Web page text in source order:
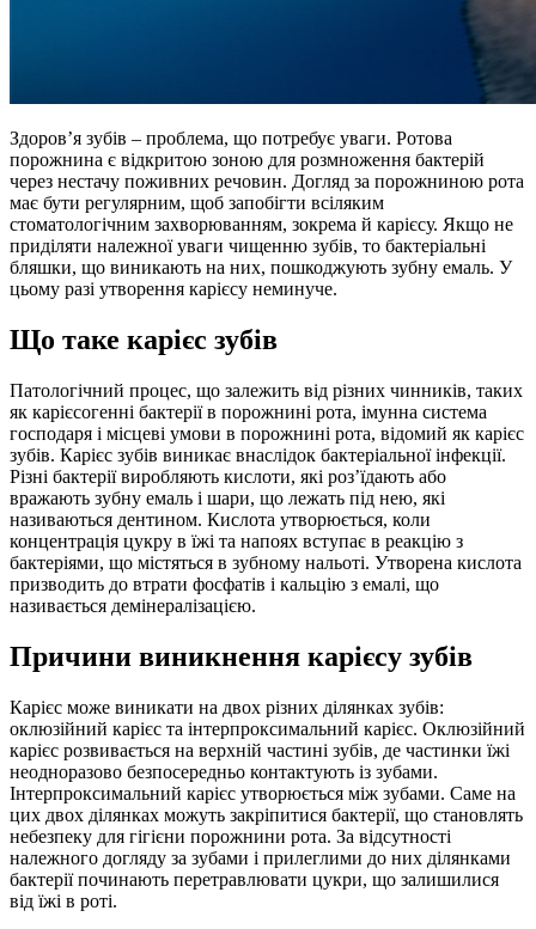
Здоров’я зубів – проблема, що потребує уваги. Ротова
порожнина є відкритою зоною для розмноження бактерій
через нестачу поживних речовин. Догляд за порожниною рота
має бути регулярним, щоб запобігти всіляким
стоматологічним захворюванням, зокрема й карієсу. Якщо не
приділяти належної уваги чищенню зубів, то бактеріальні
бляшки, що виникають на них, пошкоджують зубну емаль. У
цьому разі утворення карієсу неминуче.
Що таке карієс зубів
Патологічний процес, що залежить від різних чинників, таких
як карієсогенні бактерії в порожнині рота, імунна система
господаря і місцеві умови в порожнині рота, відомий як карієс
зубів. Карієс зубів виникає внаслідок бактеріальної інфекції.
Різні бактерії виробляють кислоти, які роз’їдають або
вражають зубну емаль і шари, що лежать під нею, які
називаються дентином. Кислота утворюється, коли
концентрація цукру в їжі та напоях вступає в реакцію з
бактеріями, що містяться в зубному нальоті. Утворена кислота
призводить до втрати фосфатів і кальцію з емалі, що
називається демінералізацією.
Причини виникнення карієсу зубів
Карієс може виникати на двох різних ділянках зубів:
оклюзійний карієс та інтерпроксимальний карієс. Оклюзійний
карієс розвивається на верхній частині зубів, де частинки їжі
неодноразово безпосередньо контактують із зубами.
Інтерпроксимальний карієс утворюється між зубами. Саме на
цих двох ділянках можуть закріпитися бактерії, що становлять
небезпеку для гігієни порожнини рота. За відсутності
належного догляду за зубами і прилеглими до них ділянками
бактерії починають перетравлювати цукри, що залишилися
від їжі в роті.